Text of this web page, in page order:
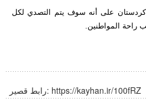
على أنه سوف يتم التصدي لكل
راحة المواطنين.
رابط قصير: https://kayhan.ir/100fRZ